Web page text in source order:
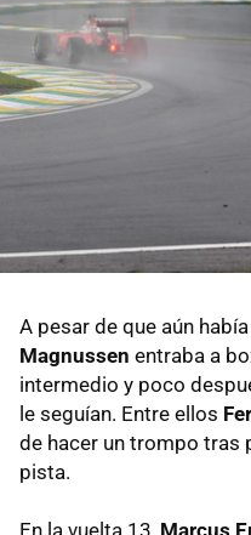
A pesar de que aún
Magnussen entraba a
intermedio y poco
le seguían. Entre ellos
de hacer un trompo tras
pista.